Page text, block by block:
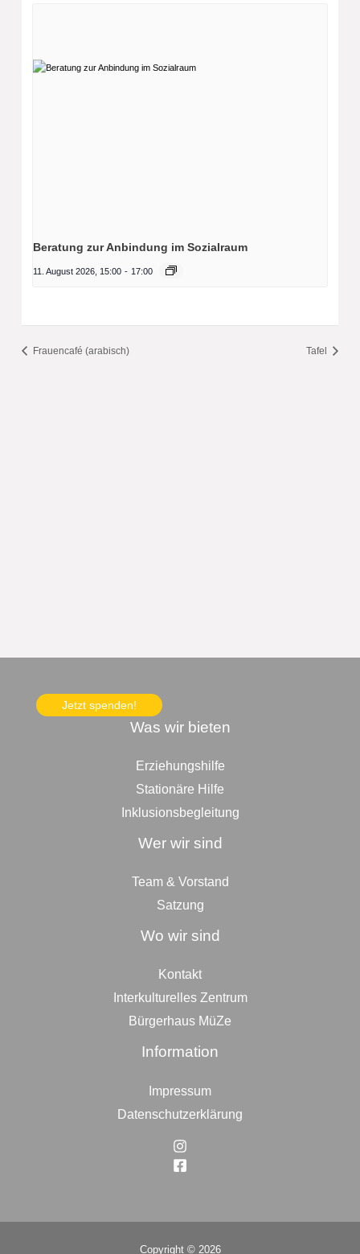
Beratung zur Anbindung im Sozialraum
11. August 2026, 15:00 - 17:00
Frauencafé (arabisch) Tafel
Jetzt spenden!
Was wir bieten
Erziehungshilfe
Stationäre Hilfe
Inklusionsbegleitung
Wer wir sind
Team & Vorstand
Satzung
Wo wir sind
Kontakt
Interkulturelles Zentrum
Bürgerhaus MüZe
Information
Impressum
Datenschutzerklärung
Copyright © 2026